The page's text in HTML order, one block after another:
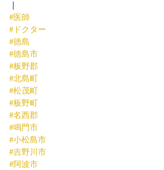
｜
#医師
#ドクター
#徳島
#徳島市
#板野郡
#北島町
#松茂町
#板野町
#名西郡
#鳴門市
#小松島市
#吉野川市
#阿波市